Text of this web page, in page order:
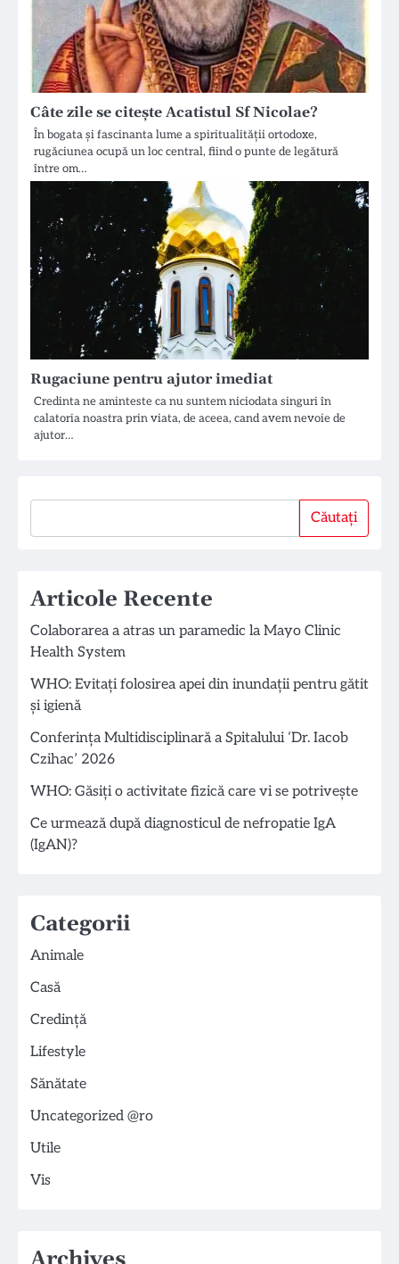
Câte zile se citește Acatistul Sf Nicolae?
În bogata și fascinanta lume a spiritualității ortodoxe,
rugăciunea ocupă un loc central, fiind o punte de legătură
între om…
Rugaciune pentru ajutor imediat
Credinta ne aminteste ca nu suntem niciodata singuri în
calatoria noastra prin viata, de aceea, cand avem nevoie de
ajutor…
Căutați
Articole Recente
Colaborarea a atras un paramedic la Mayo Clinic
Health System
WHO: Evitați folosirea apei din inundații pentru gătit
și igienă
Conferința Multidisciplinară a Spitalului ‘Dr. Iacob
Czihac’ 2026
WHO: Găsiți o activitate fizică care vi se potrivește
Ce urmează după diagnosticul de nefropatie IgA
(IgAN)?
Categorii
Animale
Casă
Credință
Lifestyle
Sănătate
Uncategorized @ro
Utile
Vis